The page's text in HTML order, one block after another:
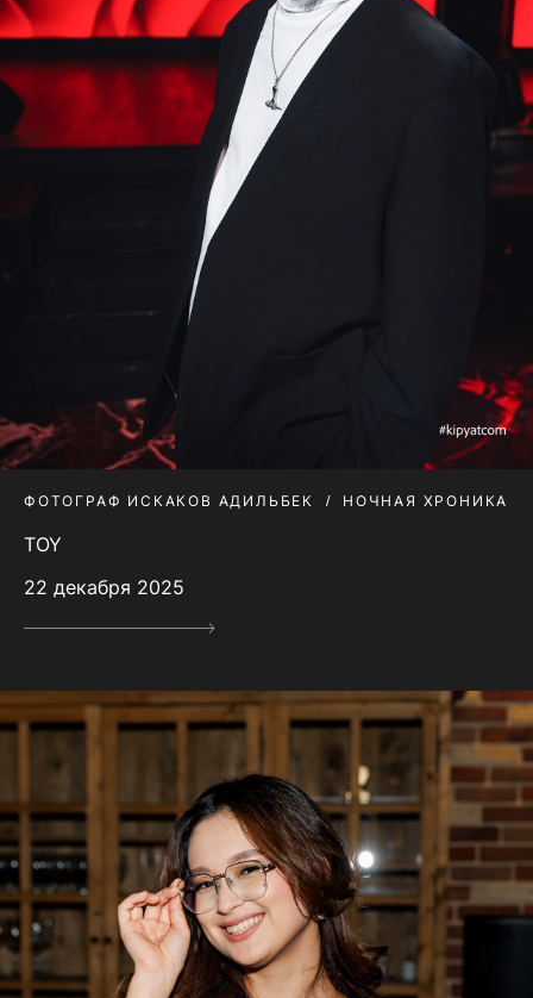
ФОТОГРАФ ИСКАКОВ АДИЛЬБЕК НОЧНАЯ ХРОНИКА
TOY
22 декабря 2025